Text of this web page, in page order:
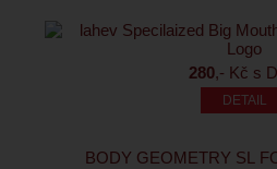
280,- Kč s
BODY GEOMETRY SL